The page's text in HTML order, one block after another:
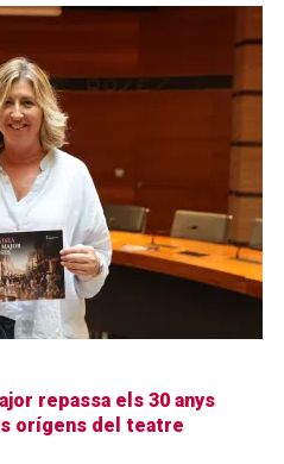
repassa els 30 anys
orígens del teatre